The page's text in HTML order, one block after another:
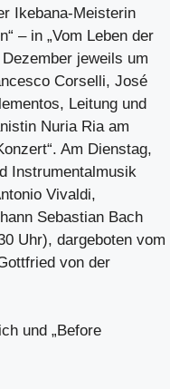
Ikebana-Meisterin
– in „Vom Leben der
jeweils um
Corselli, José
Leitung und
Nuria Ria am
Am Dienstag,
Instrumentalmusik
Vivaldi,
Sebastian Bach
Uhr), dargeboten vom
von der
und „Before